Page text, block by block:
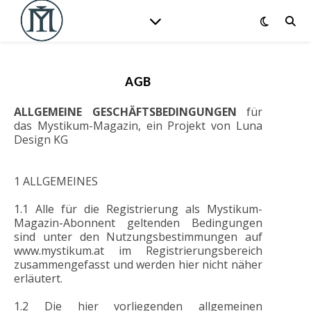
AGB
ALLGEMEINE GESCHÄFTSBEDINGUNGEN für
das Mystikum-Magazin, ein Projekt von Luna
Design KG
1 ALLGEMEINES
1.1 Alle für die Registrierung als Mystikum-
Magazin-Abonnent geltenden Bedingungen
sind unter den Nutzungsbestimmungen auf
www.mystikum.at im Registrierungsbereich
zusammengefasst und werden hier nicht näher
erläutert.
1.2 Die hier vorliegenden allgemeinen